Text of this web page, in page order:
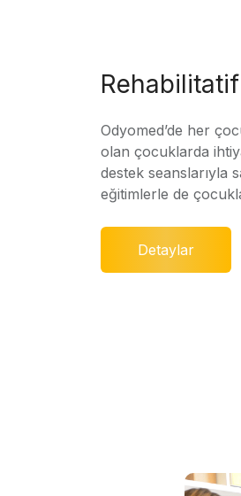
Odyomed’de her
olan çocuklarda
destek seanslarıyla
eğitimlerle de
Detaylar